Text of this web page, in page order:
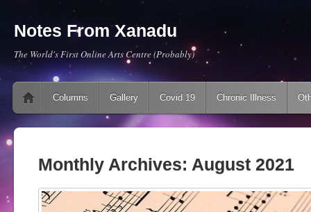
Notes From Xanadu
The World's First Online Arts Centre (Probably)
Main menu
Skip to content
Columns Gallery Covid 19 Chronic Illness
Monthly Archives: August 2021